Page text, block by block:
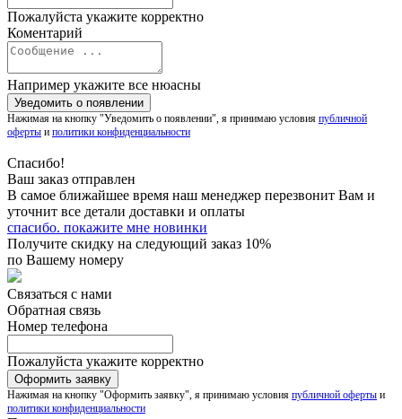
Пожалуйста укажите корректно
Коментарий
Например укажите все нюасны
Нажимая на кнопку "Уведомить о появлении", я принимаю условия публичной
оферты и политики конфиденциальности
Спасибо!
Ваш заказ отправлен
В самое ближайшее время наш менеджер перезвонит Вам и
уточнит все детали доставки и оплаты
спасибо. покажите мне новинки
Получите скидку на следующий заказ 10%
по Вашему номеру
Связаться с нами
Обратная связь
Номер телефона
Пожалуйста укажите корректно
Нажимая на кнопку "Оформить заявку", я принимаю условия публичной оферты и
политики конфиденциальности